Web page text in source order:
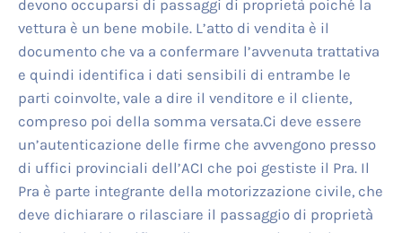
devono occuparsi di passaggi di proprietà poiché la
vettura è un bene mobile. L’atto di vendita è il
documento che va a confermare l’avvenuta trattativa
e quindi identifica i dati sensibili di entrambe le
parti coinvolte, vale a dire il venditore e il cliente,
compreso poi della somma versata.Ci deve essere
un’autenticazione delle firme che avvengono presso
di uffici provinciali dell’ACI che poi gestiste il Pra. Il
Pra è parte integrante della motorizzazione civile, che
deve dichiarare o rilasciare il passaggio di proprietà